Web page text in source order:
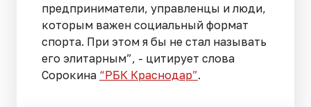
предприниматели, управленцы и люди,
которым важен социальный формат
спорта. При этом я бы не стал называть
его элитарным”, - цитирует слова
Сорокина “РБК Краснодар”.